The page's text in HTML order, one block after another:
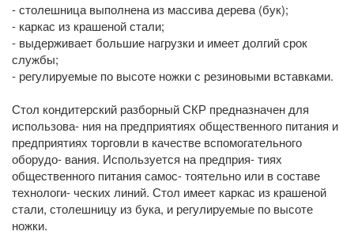
- столешница выполнена из массива дерева (бук);
- каркас из крашеной стали;
- выдерживает большие нагрузки и имеет долгий срок
службы;
- регулируемые по высоте ножки с резиновыми вставками.
Стол кондитерский разборный СКР предназначен для
использова- ния на предприятиях общественного питания и
предприятиях торговли в качестве вспомогательного
оборудо- вания. Используется на предприя- тиях
общественного питания самос- тоятельно или в составе
технологи- ческих линий. Стол имеет каркас из крашеной
стали, столешницу из бука, и регулируемые по высоте
ножки.